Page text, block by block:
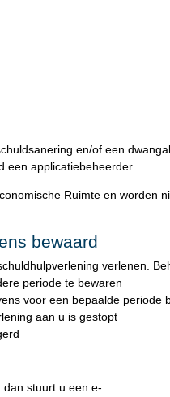
en/of een
een applicatiebeheerder
Ruimte en worden
bewaard
verlenen.
periode te bewaren
voor een bepaalde periode
aan u is gestopt
stuurt u een e-